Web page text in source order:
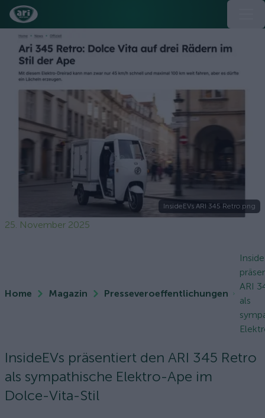
InsideEVs ARI 345 Retro.png
25. November 2025
Home Magazin Presseveroeffentlichungen
ARI
als
InsideEVs präsentiert den ARI 345 Retro
als sympathische Elektro-Ape im
Dolce-Vita-Stil